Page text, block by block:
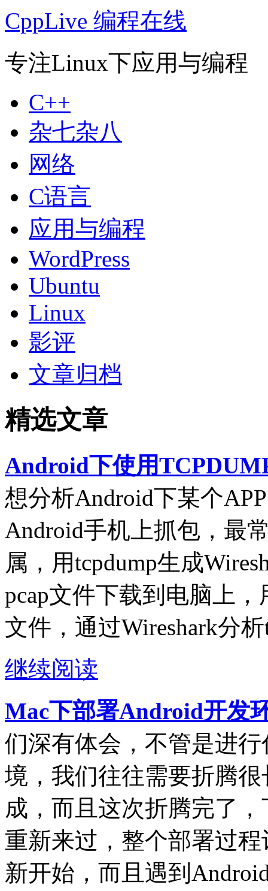
CppLive 编程在线
专注Linux下应用与编程
C++
杂七杂八
网络
C语言
应用与编程
WordPress
Ubuntu
Linux
影评
文章归档
精选文章
Android下使用
想分析Android下某个
Android手机上抓包，最
属，用tcpdump生成
pcap文件下载到电脑上，
文件，通过Wireshark分
继续阅读
Mac下部署Android开发
们深有体会，不管是进
境，我们往往需要折腾
成，而且这次折腾完了
重新来过，整个部署过
新开始，而且遇到